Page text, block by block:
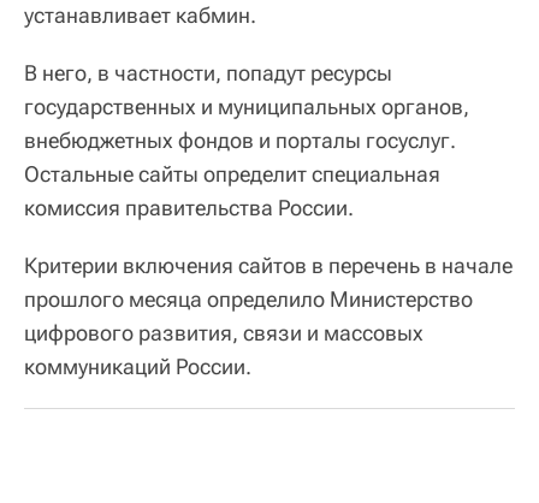
устанавливает кабмин.
В него, в частности, попадут ресурсы
государственных и муниципальных органов,
внебюджетных фондов и порталы госуслуг.
Остальные сайты определит специальная
комиссия правительства России.
Критерии включения сайтов в перечень в начале
прошлого месяца определило Министерство
цифрового развития, связи и массовых
коммуникаций России.